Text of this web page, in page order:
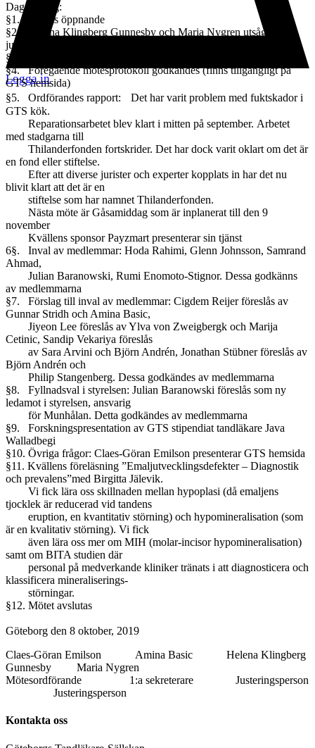
Logga in
Dagordning:
§1. Mötets öppnande
§2. Helena Klingberg Gunnesby och Maria Nygren utsågs till
justeringspersoner
§3. Mötet ansågs behörigt utlyst och dagordningen fastställdes.
§4. Föregående mötesprotokoll godkändes (finns tillgängligt på
GTS hemsida)
§5. Ordförandes rapport: Det har varit problem med fuktskador i
GTS kök.
Reparationsarbetet blev klart i mitten på september. Arbetet
med stadgarna till
Thilanderfonden fortskrider. Det har dock varit oklart om det är
en fond eller stiftelse.
Efter att diverse jurister och experter kopplats in har det nu
blivit klart att det är en
stiftelse som har namnet Thilanderfonden.
Nästa möte är Gåsamiddag som är inplanerat till den 9
november
Kvällens sponsor Payzmart presenterar sin tjänst
6§. Inval av medlemmar: Hoda Rahimi, Glenn Johnsson, Samrand
Ahmad,
Julian Baranowski, Rumi Enomoto-Stignor. Dessa godkänns
av medlemmarna
§7. Förslag till inval av medlemmar: Cigdem Reijer föreslås av
Gunnar Stridh och Amina Basic,
Jiyeon Lee föreslås av Ylva von Zweigbergk och Marija
Cetinic, Sandip Vekariya föreslås
av Sara Arvini och Björn Andrén, Jonathan Stübner föreslås av
Björn Andrén och
Philip Stangenberg. Dessa godkändes av medlemmarna
§8. Fyllnadsval i styrelsen: Julian Baranowski föreslås som ny
ledamot i styrelsen, ansvarig
för Munhålan. Detta godkändes av medlemmarna
§9. Forskningspresentation av GTS stipendiat tandläkare Java
Walladbegi
§10. Övriga frågor: Claes-Göran Emilson presenterar GTS hemsida
§11. Kvällens föreläsning ”Emaljutvecklingsdefekter – Diagnostik
och prevalens”med Birgitta Jälevik.
Vi fick lära oss skillnaden mellan hypoplasi (då emaljens
tjocklek är reducerad vid tandens
eruption, en kvantitativ störning) och hypomineralisation (som
är en kvalitativ störning). Vi fick
även lära oss mer om MIH (molar-incisor hypomineralisation)
samt om BITA studien där
personal på medverkande kliniker tränats i att diagnosticera och
klassificera mineraliserings-
störningar.
§12. Mötet avslutas
Göteborg den 8 oktober, 2019
Claes-Göran Emilson Amina Basic Helena Klingberg
Gunnesby Maria Nygren
Mötesordförande 1:a sekreterare Justeringsperson
Justeringsperson
Kontakta oss